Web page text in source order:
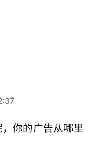
你的广告从哪里